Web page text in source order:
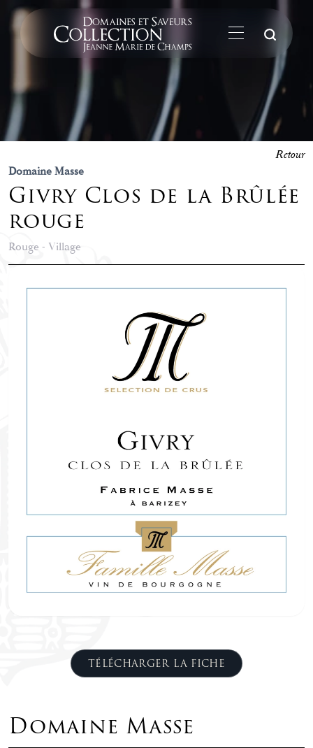
Domaine Masse
Givry Clos de la Brûlée
rouge
Rouge - Village
Retour
TÉLÉCHARGER LA FICHE
Domaine Masse